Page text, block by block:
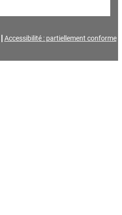
Accessibilité : partiellement conforme